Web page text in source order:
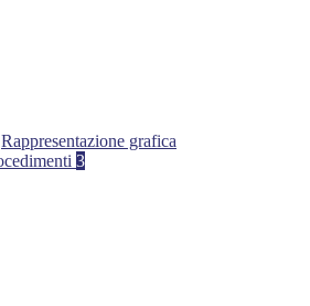
Rappresentazione grafica
3